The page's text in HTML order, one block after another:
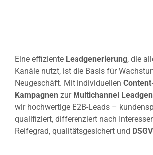
Eine effiziente Leadgenerierung, die
Kanäle nutzt, ist die Basis für
Neugeschäft. Mit individuellen
Kampagnen zur Multichannel
wir hochwertige B2B-Leads –
qualifiziert, differenziert nach
Reifegrad, qualitätsgesichert und